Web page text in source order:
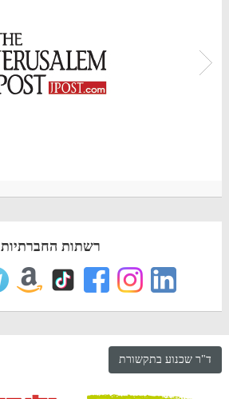
רשתות החברתיות
ד"ר שכנוע בתקשורת